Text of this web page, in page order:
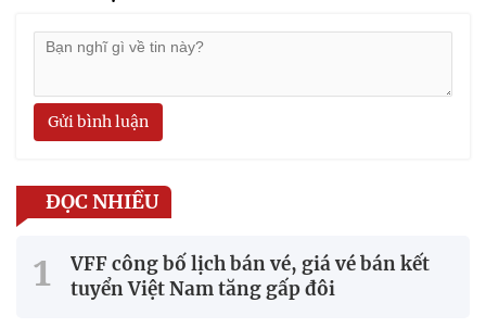
Gửi bình luận
ĐỌC NHIỀU
VFF công bố lịch bán vé, giá vé bán kết
tuyển Việt Nam tăng gấp đôi